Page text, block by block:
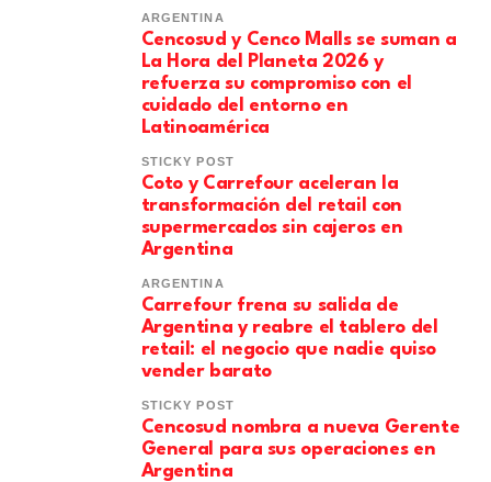
ARGENTINA
Cencosud y Cenco Malls se suman a
La Hora del Planeta 2026 y
refuerza su compromiso con el
cuidado del entorno en
Latinoamérica
STICKY POST
Coto y Carrefour aceleran la
transformación del retail con
supermercados sin cajeros en
Argentina
ARGENTINA
Carrefour frena su salida de
Argentina y reabre el tablero del
retail: el negocio que nadie quiso
vender barato
STICKY POST
Cencosud nombra a nueva Gerente
General para sus operaciones en
Argentina